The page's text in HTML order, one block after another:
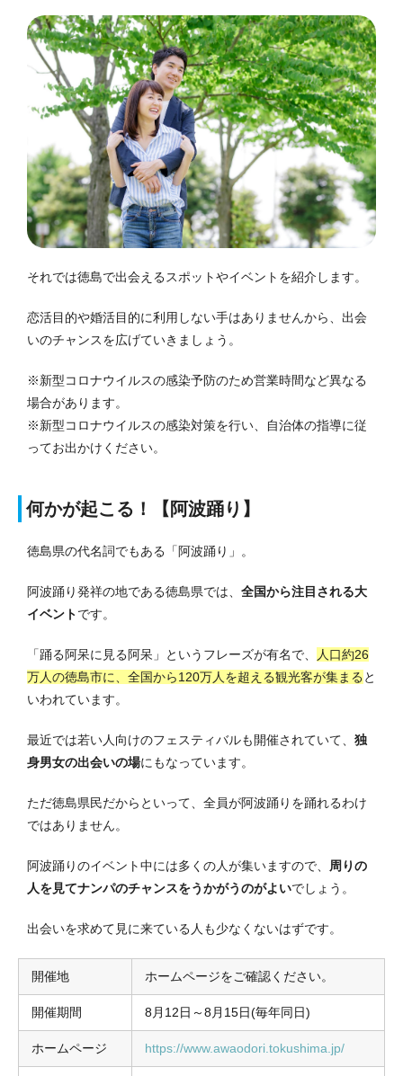
それでは徳島で出会えるスポットやイベントを紹介します。
恋活目的や婚活目的に利用しない手はありませんから、出会
いのチャンスを広げていきましょう。
※新型コロナウイルスの感染予防のため営業時間など異なる
場合があります。
※新型コロナウイルスの感染対策を行い、自治体の指導に従
ってお出かけください。
何かが起こる！【阿波踊り】
徳島県の代名詞でもある「阿波踊り」。
阿波踊り発祥の地である徳島県では、 全国から注目される大
イベントです。
「踊る阿呆に見る阿呆」というフレーズが有名で、
人口約26
万人の徳島市に、全国から120万人を超える観光客が集まる と
いわれています。
最近では若い人向けのフェスティバルも開催されていて、 独
身男女の出会いの場にもなっています。
ただ徳島県民だからといって、全員が阿波踊りを踊れるわけ
ではありません。
阿波踊りのイベント中には多くの人が集いますので、 周りの
人を見てナンパのチャンスをうかがうのがよいでしょう。
出会いを求めて見に来ている人も少なくないはずです。
開催地 ホームページをご確認ください。
開催期間 8月12日～8月15日(毎年同日)
ホームページ https://www.awaodori.tokushima.jp/